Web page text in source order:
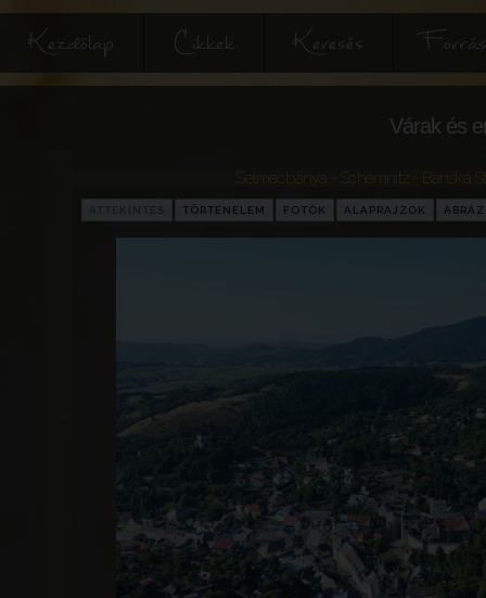
Kezdőlap Cikkek Keresés
Várak és
Selmecbánya - Schemnitz - Banská
TÖRTÉNELEM FOTÓK ALAPRAJZOK